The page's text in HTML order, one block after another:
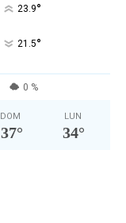
23.9°
21.5°
0 %
DOM
37°
LUN
34°